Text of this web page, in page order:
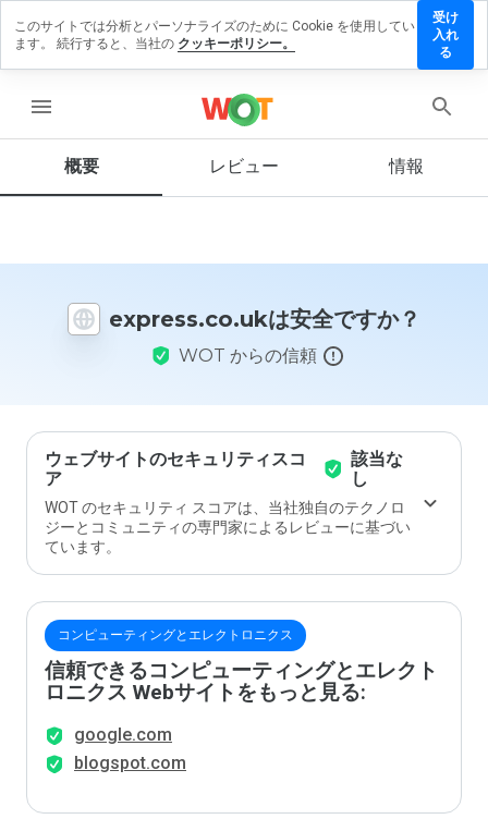
menu
概要 レビュー 情報
express.co.ukは安全ですか？
WOT からの信頼
ウェブサイトのセキュリティスコ
ア
該当な
し
WOT のセキュリティ スコアは、当社独自のテクノロ
ジーとコミュニティの専門家によるレビューに基づい
ています。
コンピューティングとエレクトロニクス
信頼できるコンピューティングとエレクト
ロニクス Webサイトをもっと見る:
google.com
blogspot.com
ビューを
この
イト
価し
ます
か？
このサイトでは分析とパーソナライズのために Cookie を使用してい
ます。 続行すると、当社の クッキーポリシー。
受け
入れ
る